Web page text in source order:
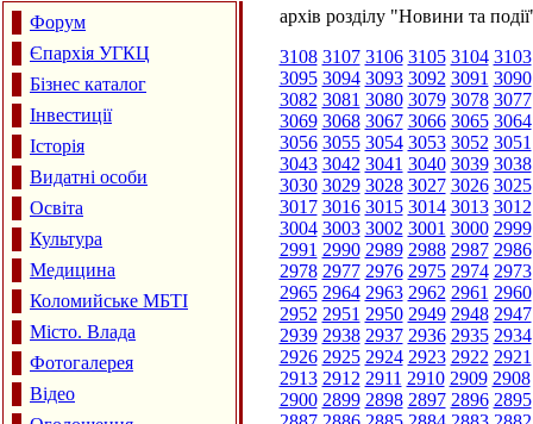
Форум
Єпархія УГКЦ
Бізнес каталог
Інвестиції
Історія
Видатні особи
Освіта
Культура
Медицина
Коломийське МБТІ
Місто. Влада
Фотогалерея
Відео
архів розділу "Новини та
3108 3107 3106 3105 3104 3103
3095 3094 3093 3092 3091 3090
3082 3081 3080 3079 3078 3077
3069 3068 3067 3066 3065 3064
3056 3055 3054 3053 3052 3051
3043 3042 3041 3040 3039 3038
3030 3029 3028 3027 3026 3025
3017 3016 3015 3014 3013 3012
3004 3003 3002 3001 3000 2999
2991 2990 2989 2988 2987 2986
2978 2977 2976 2975 2974 2973
2965 2964 2963 2962 2961 2960
2952 2951 2950 2949 2948 2947
2939 2938 2937 2936 2935 2934
2926 2925 2924 2923 2922 2921
2913 2912 2911 2910 2909 2908
2900 2899 2898 2897 2896 2895